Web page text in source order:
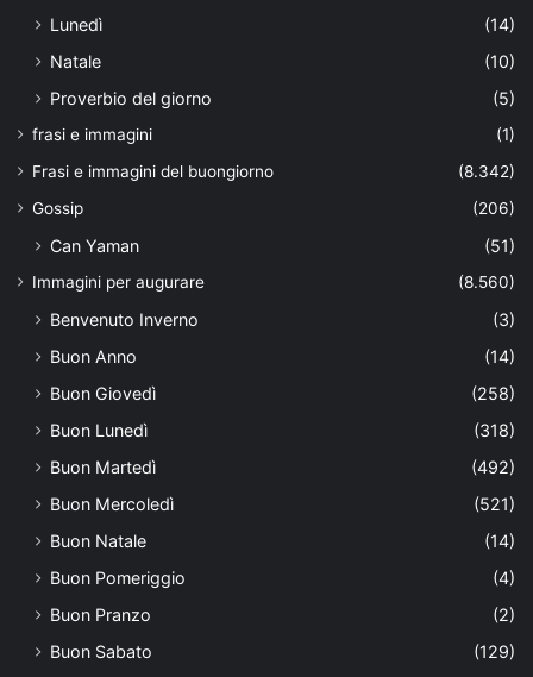
Lunedì
(14)
Natale
(10)
Proverbio del giorno
(5)
frasi e immagini
(1)
Frasi e immagini del buongiorno
(8.342)
Gossip
(206)
Can Yaman (51)
Immagini per augurare (8.560)
Benvenuto Inverno
(3)
Buon Anno
(14)
Buon Giovedì
(258)
Buon Lunedì
(318)
Buon Martedì
(492)
Buon Mercoledì
(521)
Buon Natale
(14)
Buon Pomeriggio
(4)
Buon Pranzo
(2)
Buon Sabato
(129)